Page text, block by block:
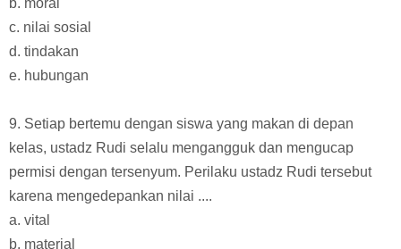
c. nilai sosial
d. tindakan
e. hubungan
9. Setiap bertemu dengan siswa yang makan di depan
kelas, ustadz Rudi selalu mengangguk dan mengucap
permisi dengan tersenyum. Perilaku ustadz Rudi tersebut
karena mengedepankan nilai ....
a. vital
b. material